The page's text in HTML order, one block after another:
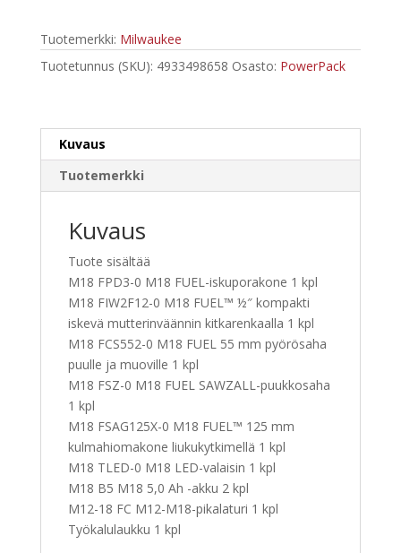
määrä
Tuotemerkki: Milwaukee
Tuotetunnus (SKU): 4933498658 Osasto: PowerPack
Kuvaus
Tuotemerkki
Kuvaus
Tuote sisältää
M18 FPD3-0 M18 FUEL-iskuporakone 1 kpl
M18 FIW2F12-0 M18 FUEL™ ½″ kompakti
iskevä mutterinväännin kitkarenkaalla 1 kpl
M18 FCS552-0 M18 FUEL 55 mm pyörösaha
puulle ja muoville 1 kpl
M18 FSZ-0 M18 FUEL SAWZALL-puukkosaha
1 kpl
M18 FSAG125X-0 M18 FUEL™ 125 mm
kulmahiomakone liukukytkimellä 1 kpl
M18 TLED-0 M18 LED-valaisin 1 kpl
M18 B5 M18 5,0 Ah -akku 2 kpl
M12-18 FC M12-M18-pikalaturi 1 kpl
Työkalulaukku 1 kpl